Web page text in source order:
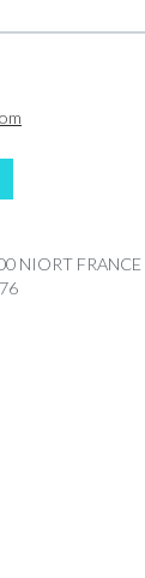
NIORT FRANCE